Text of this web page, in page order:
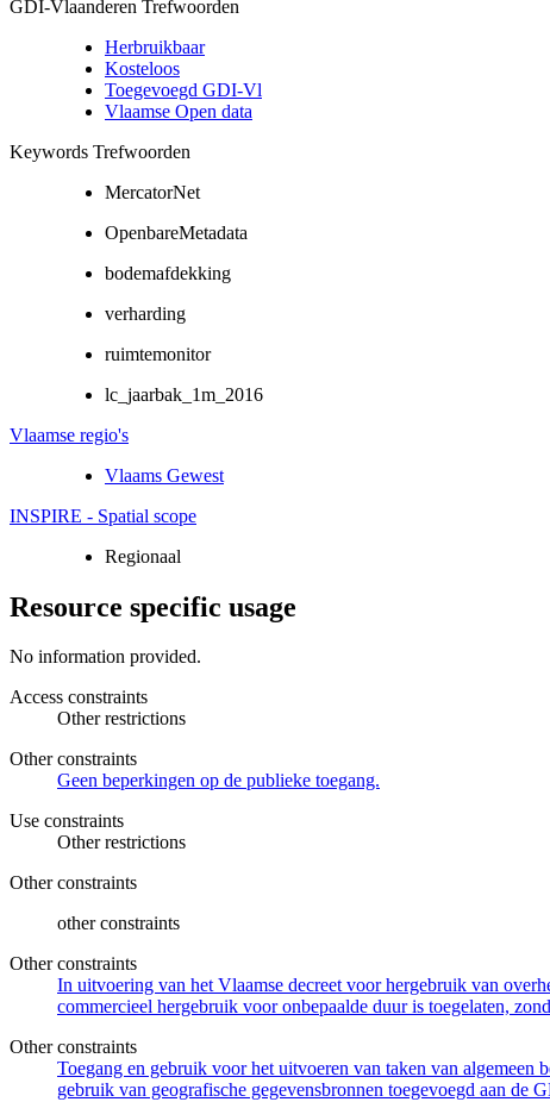
GDI-Vlaanderen Trefwoorden
Herbruikbaar
Kosteloos
Toegevoegd GDI-Vl
Vlaamse Open data
Keywords Trefwoorden
MercatorNet
OpenbareMetadata
bodemafdekking
verharding
ruimtemonitor
lc_jaarbak_1m_2016
Vlaamse regio's
Vlaams Gewest
INSPIRE - Spatial scope
Regionaal
Resource specific usage
No information provided.
Access constraints
Other restrictions
Other constraints
Geen beperkingen op de publieke toegang.
Use constraints
Other restrictions
Other constraints
other constraints
Other constraints
In uitvoering van het Vlaamse decreet voor hergebruik van
commercieel hergebruik voor onbepaalde duur is toegelaten,
Other constraints
Toegang en gebruik voor het uitvoeren van taken van algemeen
gebruik van geografische gegevensbronnen toegevoegd aan